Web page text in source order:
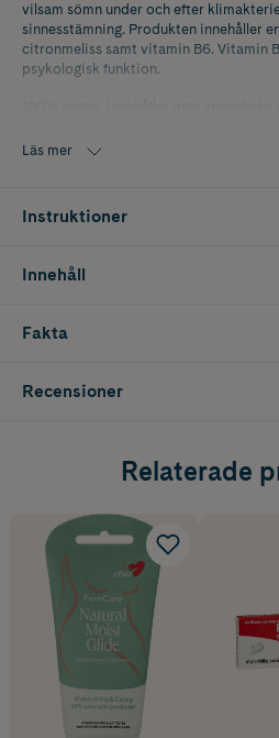
vilsam sömn under och efter
sinnesstämning. Produkten innehåller
citronmeliss samt vitamin B6. Vitamin
psykologisk funktion.
Läs mer
Instruktioner
Innehåll
Fakta
Recensioner
Relaterade